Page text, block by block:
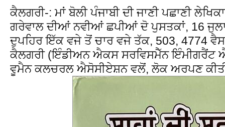
ਕੈਲਗਰੀ-: ਮਾਂ ਬੋਲੀ ਪੰਜਾਬੀ ਦੀ ਜਾਣੀ ਪਛਾਣੀ
ਗਰੇਵਾਲ ਦੀਆਂ ਨਵੀਆਂ ਛਪੀਆਂ ਦੋ ਪੁਸਤਕਾਂ, 16
ਦੁਪਹਿਰ ਇੱਕ ਵਜੇ ਤੋਂ ਚਾਰ ਵਜੇ ਤੱਕ, 503, 4774
ਕੈਲਗਰੀ (ਇੰਡੀਅਨ ਐਕਸ ਸਰਵਿਸਮੈੱਨ ਇੰਮੀਗਰੈਂਟ
ਵੂਮੈਨ ਕਲਚਰਲ ਐਸੋਸੀਏਸ਼ਨ ਵਲੋਂ, ਲੋਕ ਅਰਪਣ